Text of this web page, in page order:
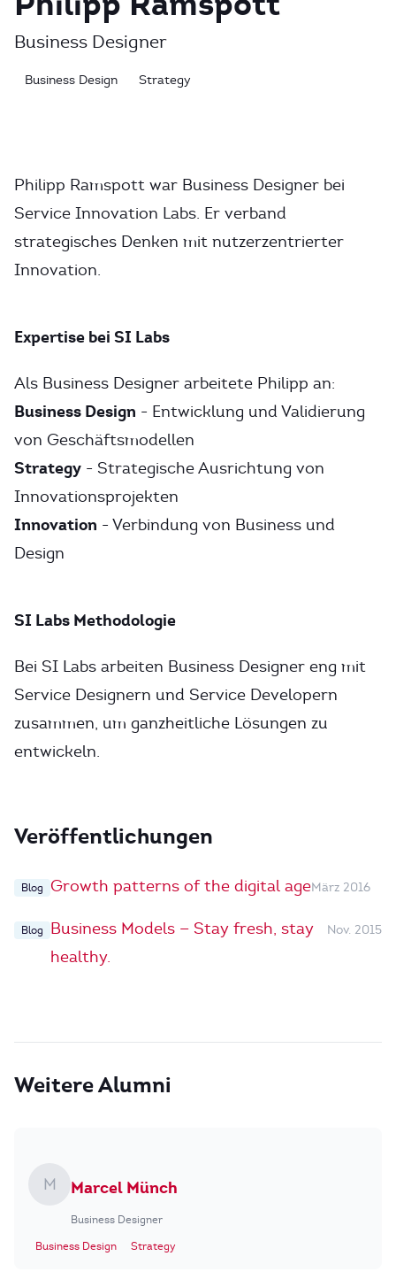
Business Designer
Business Design Strategy
Philipp Ramspott war Business Designer bei
Service Innovation Labs. Er verband
strategisches Denken mit nutzerzentrierter
Innovation.
Expertise bei SI Labs
Als Business Designer arbeitete Philipp an:
Business Design - Entwicklung und Validierung
von Geschäftsmodellen
Strategy - Strategische Ausrichtung von
Innovationsprojekten
Innovation - Verbindung von Business und
Design
SI Labs Methodologie
Bei SI Labs arbeiten Business Designer eng mit
Service Designern und Service Developern
zusammen, um ganzheitliche Lösungen zu
entwickeln.
Veröffentlichungen
Blog Growth patterns of the digital ageMärz 2016
Blog
Business Models — Stay fresh, stay
healthy.
Nov. 2015
Weitere Alumni
M Marcel Münch
Business Designer
Business Design
Strategy